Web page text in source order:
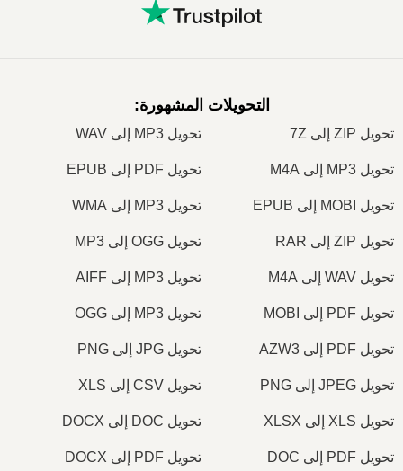
التحويلات المشهورة:
تحويل ZIP إلى 7Z تحويل MP3 إلى WAV
تحويل MP3 إلى M4A تحويل PDF إلى EPUB
تحويل MOBI إلى EPUB تحويل MP3 إلى WMA
تحويل ZIP إلى RAR تحويل OGG إلى MP3
تحويل WAV إلى M4A تحويل MP3 إلى AIFF
تحويل PDF إلى MOBI تحويل MP3 إلى OGG
تحويل PDF إلى AZW3 تحويل JPG إلى PNG
تحويل JPEG إلى PNG تحويل CSV إلى XLS
تحويل XLS إلى XLSX تحويل DOC إلى DOCX
تحويل PDF إلى DOC تحويل PDF إلى DOCX